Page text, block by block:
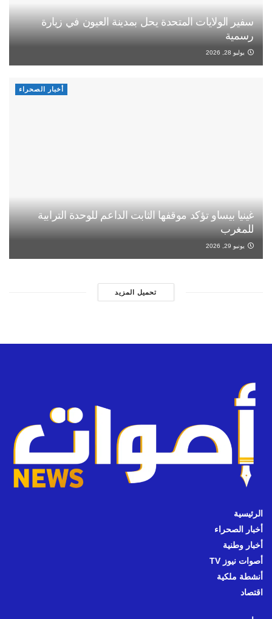
سفير الولايات المتحدة يحل بمدينة العيون في زيارة
رسمية
يوليو 28, 2026
أخبار الصحراء
غينيا بيساو تؤكد موقفها الثابت الداعم للوحدة الترابية
للمغرب
يونيو 29, 2026
تحميل المزيد
الرئيسية
أخبار الصحراء
أخبار وطنية
أصوات نيوز TV
أنشطة ملكية
اقتصاد